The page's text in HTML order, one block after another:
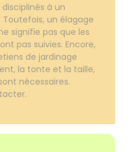
à un
un élagage
signifie pas que les
pas suivies. Encore,
de jardinage
la tonte et la taille,
nécessaires.